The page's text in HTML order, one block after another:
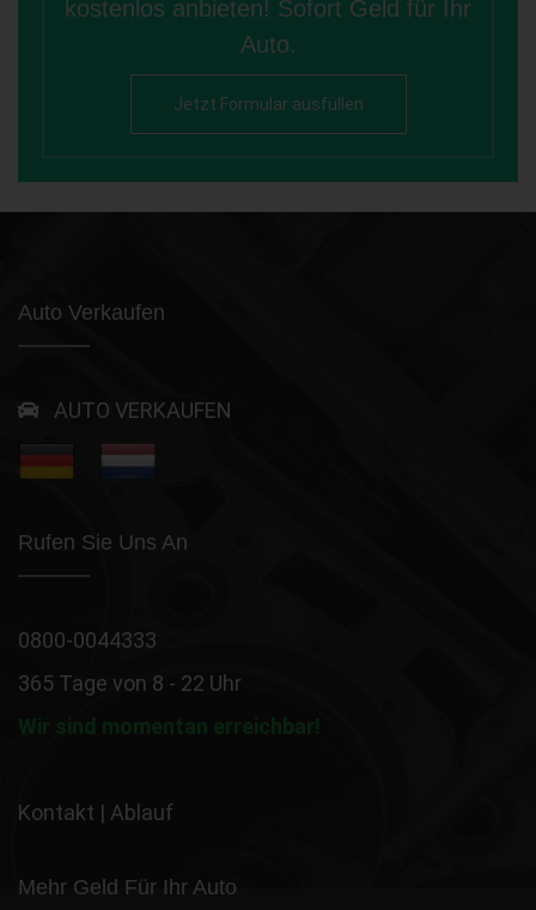
kostenlos anbieten! Sofort Geld für Ihr
Auto.
Jetzt Formular ausfüllen
Auto Verkaufen
AUTO VERKAUFEN
Rufen Sie Uns An
0800-0044333
365 Tage von 8 - 22 Uhr
Wir sind momentan erreichbar!
Kontakt | Ablauf
Mehr Geld Für Ihr Auto